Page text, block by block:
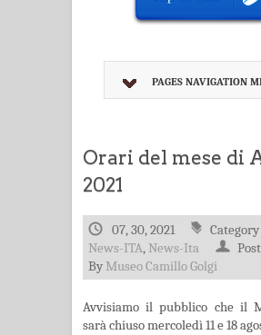
PAGES NAVIGATION
Orari del mese di
2021
07, 30, 2021 Category
News-ITA, News-Ita
By Museo Camillo Golgi
Avvisiamo il pubblico che il
sarà chiuso mercoledì 11 e 18